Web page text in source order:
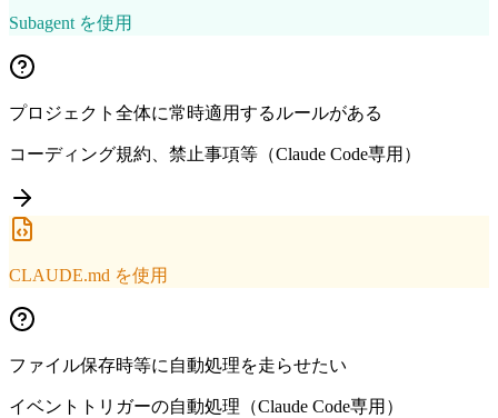
Subagent を使用
プロジェクト全体に常時適用するルールがある
コーディング規約、禁止事項等（Claude Code専用）
CLAUDE.md を使用
ファイル保存時等に自動処理を走らせたい
イベントトリガーの自動処理（Claude Code専用）